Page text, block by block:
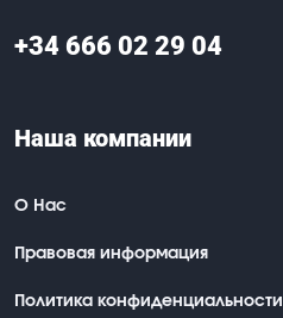
+34 666 02 29 04
Наша компании
О Нас
Правовая информация
Политика конфиденциальности